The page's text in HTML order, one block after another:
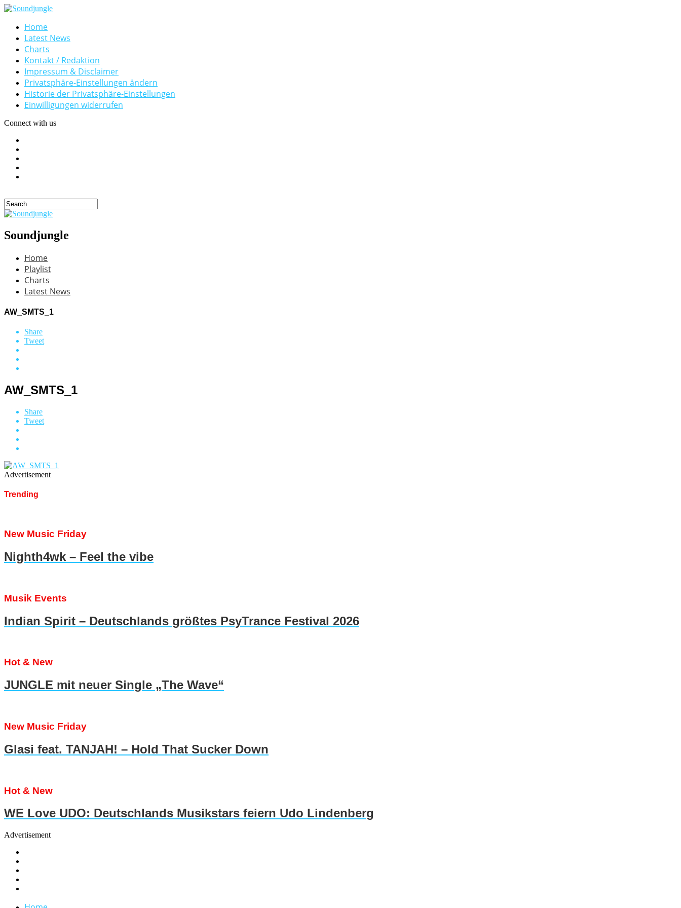
Home
Latest News
Charts
Kontakt / Redaktion
Impressum & Disclaimer
Privatsphäre-Einstellungen ändern
Historie der Privatsphäre-Einstellungen
Einwilligungen widerrufen
Connect with us
Soundjungle
Home
Playlist
Charts
Latest News
AW_SMTS_1
Share
Tweet
AW_SMTS_1
Share
Tweet
Advertisement
Trending
New Music Friday
Nighth4wk – Feel the vibe
Musik Events
Indian Spirit – Deutschlands größtes PsyTrance Festival 2026
Hot & New
JUNGLE mit neuer Single „The Wave“
New Music Friday
Glasi feat. TANJAH! – Hold That Sucker Down
Hot & New
WE Love UDO: Deutschlands Musikstars feiern Udo Lindenberg
Advertisement